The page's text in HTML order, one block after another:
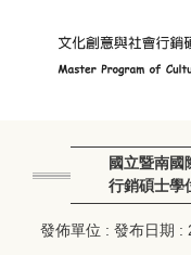
國立暨南國
行銷碩士學
發佈單位 : 發布日期 :